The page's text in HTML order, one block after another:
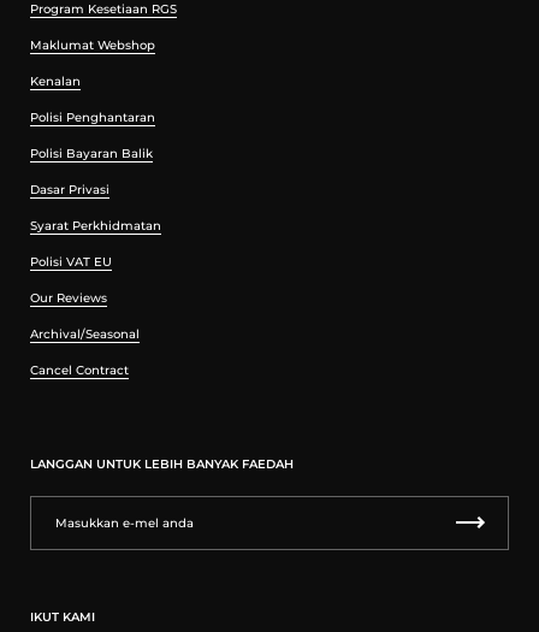
Program Kesetiaan RGS
Maklumat Webshop
Kenalan
Polisi Penghantaran
Polisi Bayaran Balik
Dasar Privasi
Syarat Perkhidmatan
Polisi VAT EU
Our Reviews
Archival/Seasonal
Cancel Contract
LANGGAN UNTUK LEBIH BANYAK FAEDAH
IKUT KAMI